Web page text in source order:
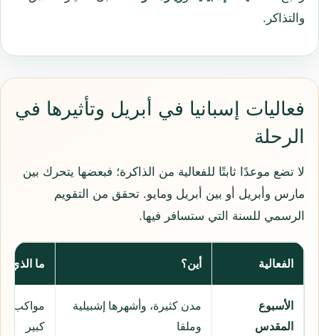
والتذاكر.
فعاليات إسبانيا في أبريل وتأثيرها في
الرحلة
لا تضع موعدًا ثابتًا للفعالية من الذاكرة؛ فبعضها يتحرك بين
مارس وأبريل أو بين أبريل ومايو. تحقق من التقويم
الرسمي للسنة التي ستسافر فيها.
الفعالية أين؟ ما الذي
الأسبوع
المقدس
مدن كثيرة، وأشهرها إشبيلية
وملقا
مواكب
كبير